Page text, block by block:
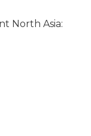
North Asia: